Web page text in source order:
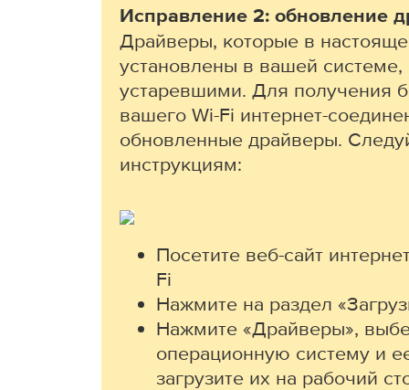
Исправление 2: обновление
Драйверы, которые в
установлены в вашей системе,
устаревшими. Для получения
вашего Wi-Fi интернет-
обновленные драйверы.
инструкциям:
Посетите веб-сайт
Fi
Нажмите на раздел
Нажмите «Драйверы»,
операционную систему и
загрузите их на рабочий